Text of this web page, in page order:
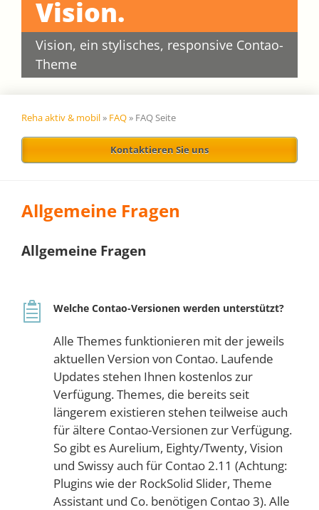
Vision.
Vision, ein stylisches, responsive Contao-
Theme
Reha aktiv & mobil» FAQ» FAQ Seite
Kontaktieren Sie uns
Allgemeine Fragen
Allgemeine Fragen
Welche Contao-Versionen werden unterstützt?
Alle Themes funktionieren mit der jeweils
aktuellen Version von Contao. Laufende
Updates stehen Ihnen kostenlos zur
Verfügung. Themes, die bereits seit
längerem existieren stehen teilweise auch
für ältere Contao-Versionen zur Verfügung.
So gibt es Aurelium, Eighty/Twenty, Vision
und Swissy auch für Contao 2.11 (Achtung:
Plugins wie der RockSolid Slider, Theme
Assistant und Co. benötigen Contao 3). Alle